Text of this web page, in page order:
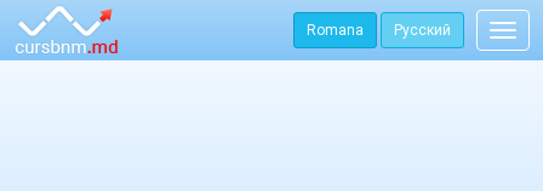
Romana Русский